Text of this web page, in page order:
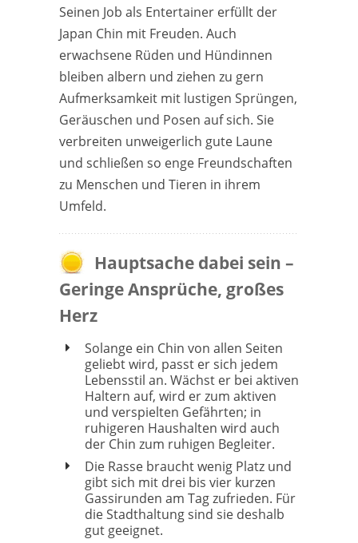
Seinen Job als Entertainer erfüllt der
Japan Chin mit Freuden. Auch
erwachsene Rüden und Hündinnen
bleiben albern und ziehen zu gern
Aufmerksamkeit mit lustigen Sprüngen,
Geräuschen und Posen auf sich. Sie
verbreiten unweigerlich gute Laune
und schließen so enge Freundschaften
zu Menschen und Tieren in ihrem
Umfeld.
Hauptsache dabei sein –
Geringe Ansprüche, großes
Herz
Solange ein Chin von allen Seiten
geliebt wird, passt er sich jedem
Lebensstil an. Wächst er bei aktiven
Haltern auf, wird er zum aktiven
und verspielten Gefährten; in
ruhigeren Haushalten wird auch
der Chin zum ruhigen Begleiter.
Die Rasse braucht wenig Platz und
gibt sich mit drei bis vier kurzen
Gassirunden am Tag zufrieden. Für
die Stadthaltung sind sie deshalb
gut geeignet.